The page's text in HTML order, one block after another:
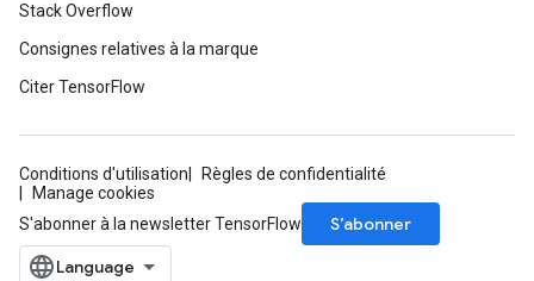
Stack Overflow
Consignes relatives à la marque
Citer TensorFlow
Conditions d'utilisation
Règles de confidentialité
Manage cookies
S'abonner à la newsletter TensorFlow
S’abonner